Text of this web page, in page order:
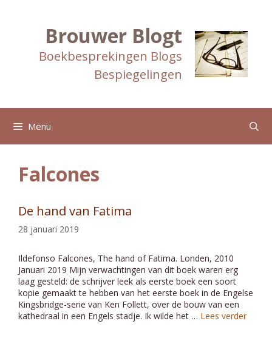
Brouwer Blogt
Boekbesprekingen Blogs
Bespiegelingen
Menu
Falcones
De hand van Fatima
28 januari 2019
Ildefonso Falcones, The hand of Fatima. Londen, 2010
Januari 2019 Mijn verwachtingen van dit boek waren erg
laag gesteld: de schrijver leek als eerste boek een soort
kopie gemaakt te hebben van het eerste boek in de Engelse
Kingsbridge-serie van Ken Follett, over de bouw van een
kathedraal in een Engels stadje. Ik wilde het … Lees verder